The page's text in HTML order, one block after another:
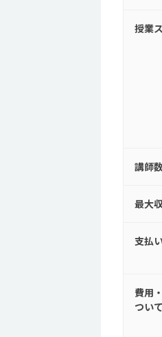
授業
講師
最大
支払
費用
ついて